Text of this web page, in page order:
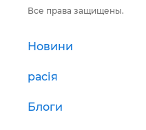
Все права защищены.
Новини
расія
Блоги